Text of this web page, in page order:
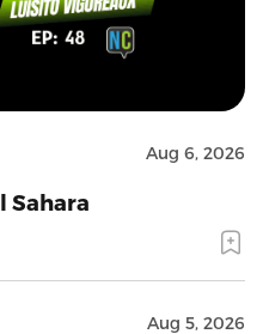
Aug 6, 2026
Sahara
Aug 5, 2026